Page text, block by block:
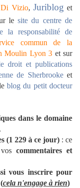
Di Vizio, Juriblog et
le site du centre de
la responsabilité de
commun de la
Moulin Lyon 3 et sur
droit et publications
de Sherbrookeet
blog du petit docteur
dans le domaine
(1 229 à ce jour): ce
commentaires et
vous inscrire pour
cela n'engage à rien)